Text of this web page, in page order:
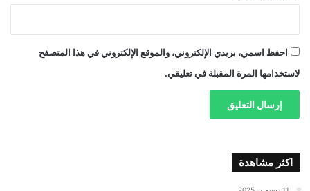
احفظ اسمي، بريدي الإلكتروني، والموقع الإلكتروني في هذا المتصفح
لاستخدامها المرة المقبلة في تعليقي.
اكثر مشاهدة